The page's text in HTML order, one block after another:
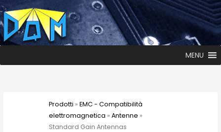
MENU
Prodotti » EMC - Compatibilità
elettromagnetica » Antenne »
Standard Gain Antennas